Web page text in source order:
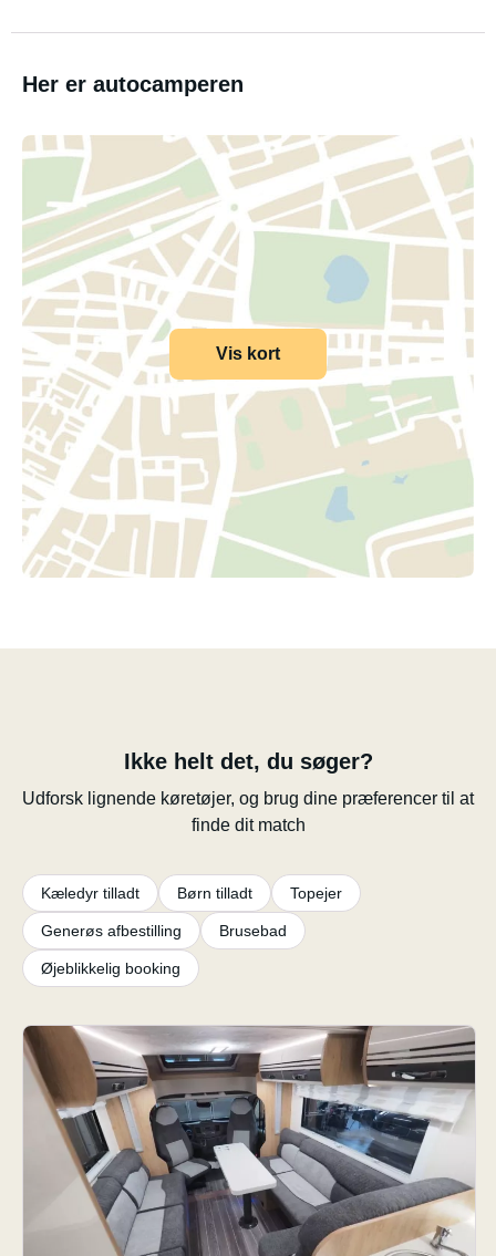
Her er autocamperen
Vis kort
Ikke helt det, du søger?
Udforsk lignende køretøjer, og brug dine præferencer til at
finde dit match
Kæledyr tilladt Børn tilladt Topejer
Generøs afbestilling Brusebad
Øjeblikkelig booking